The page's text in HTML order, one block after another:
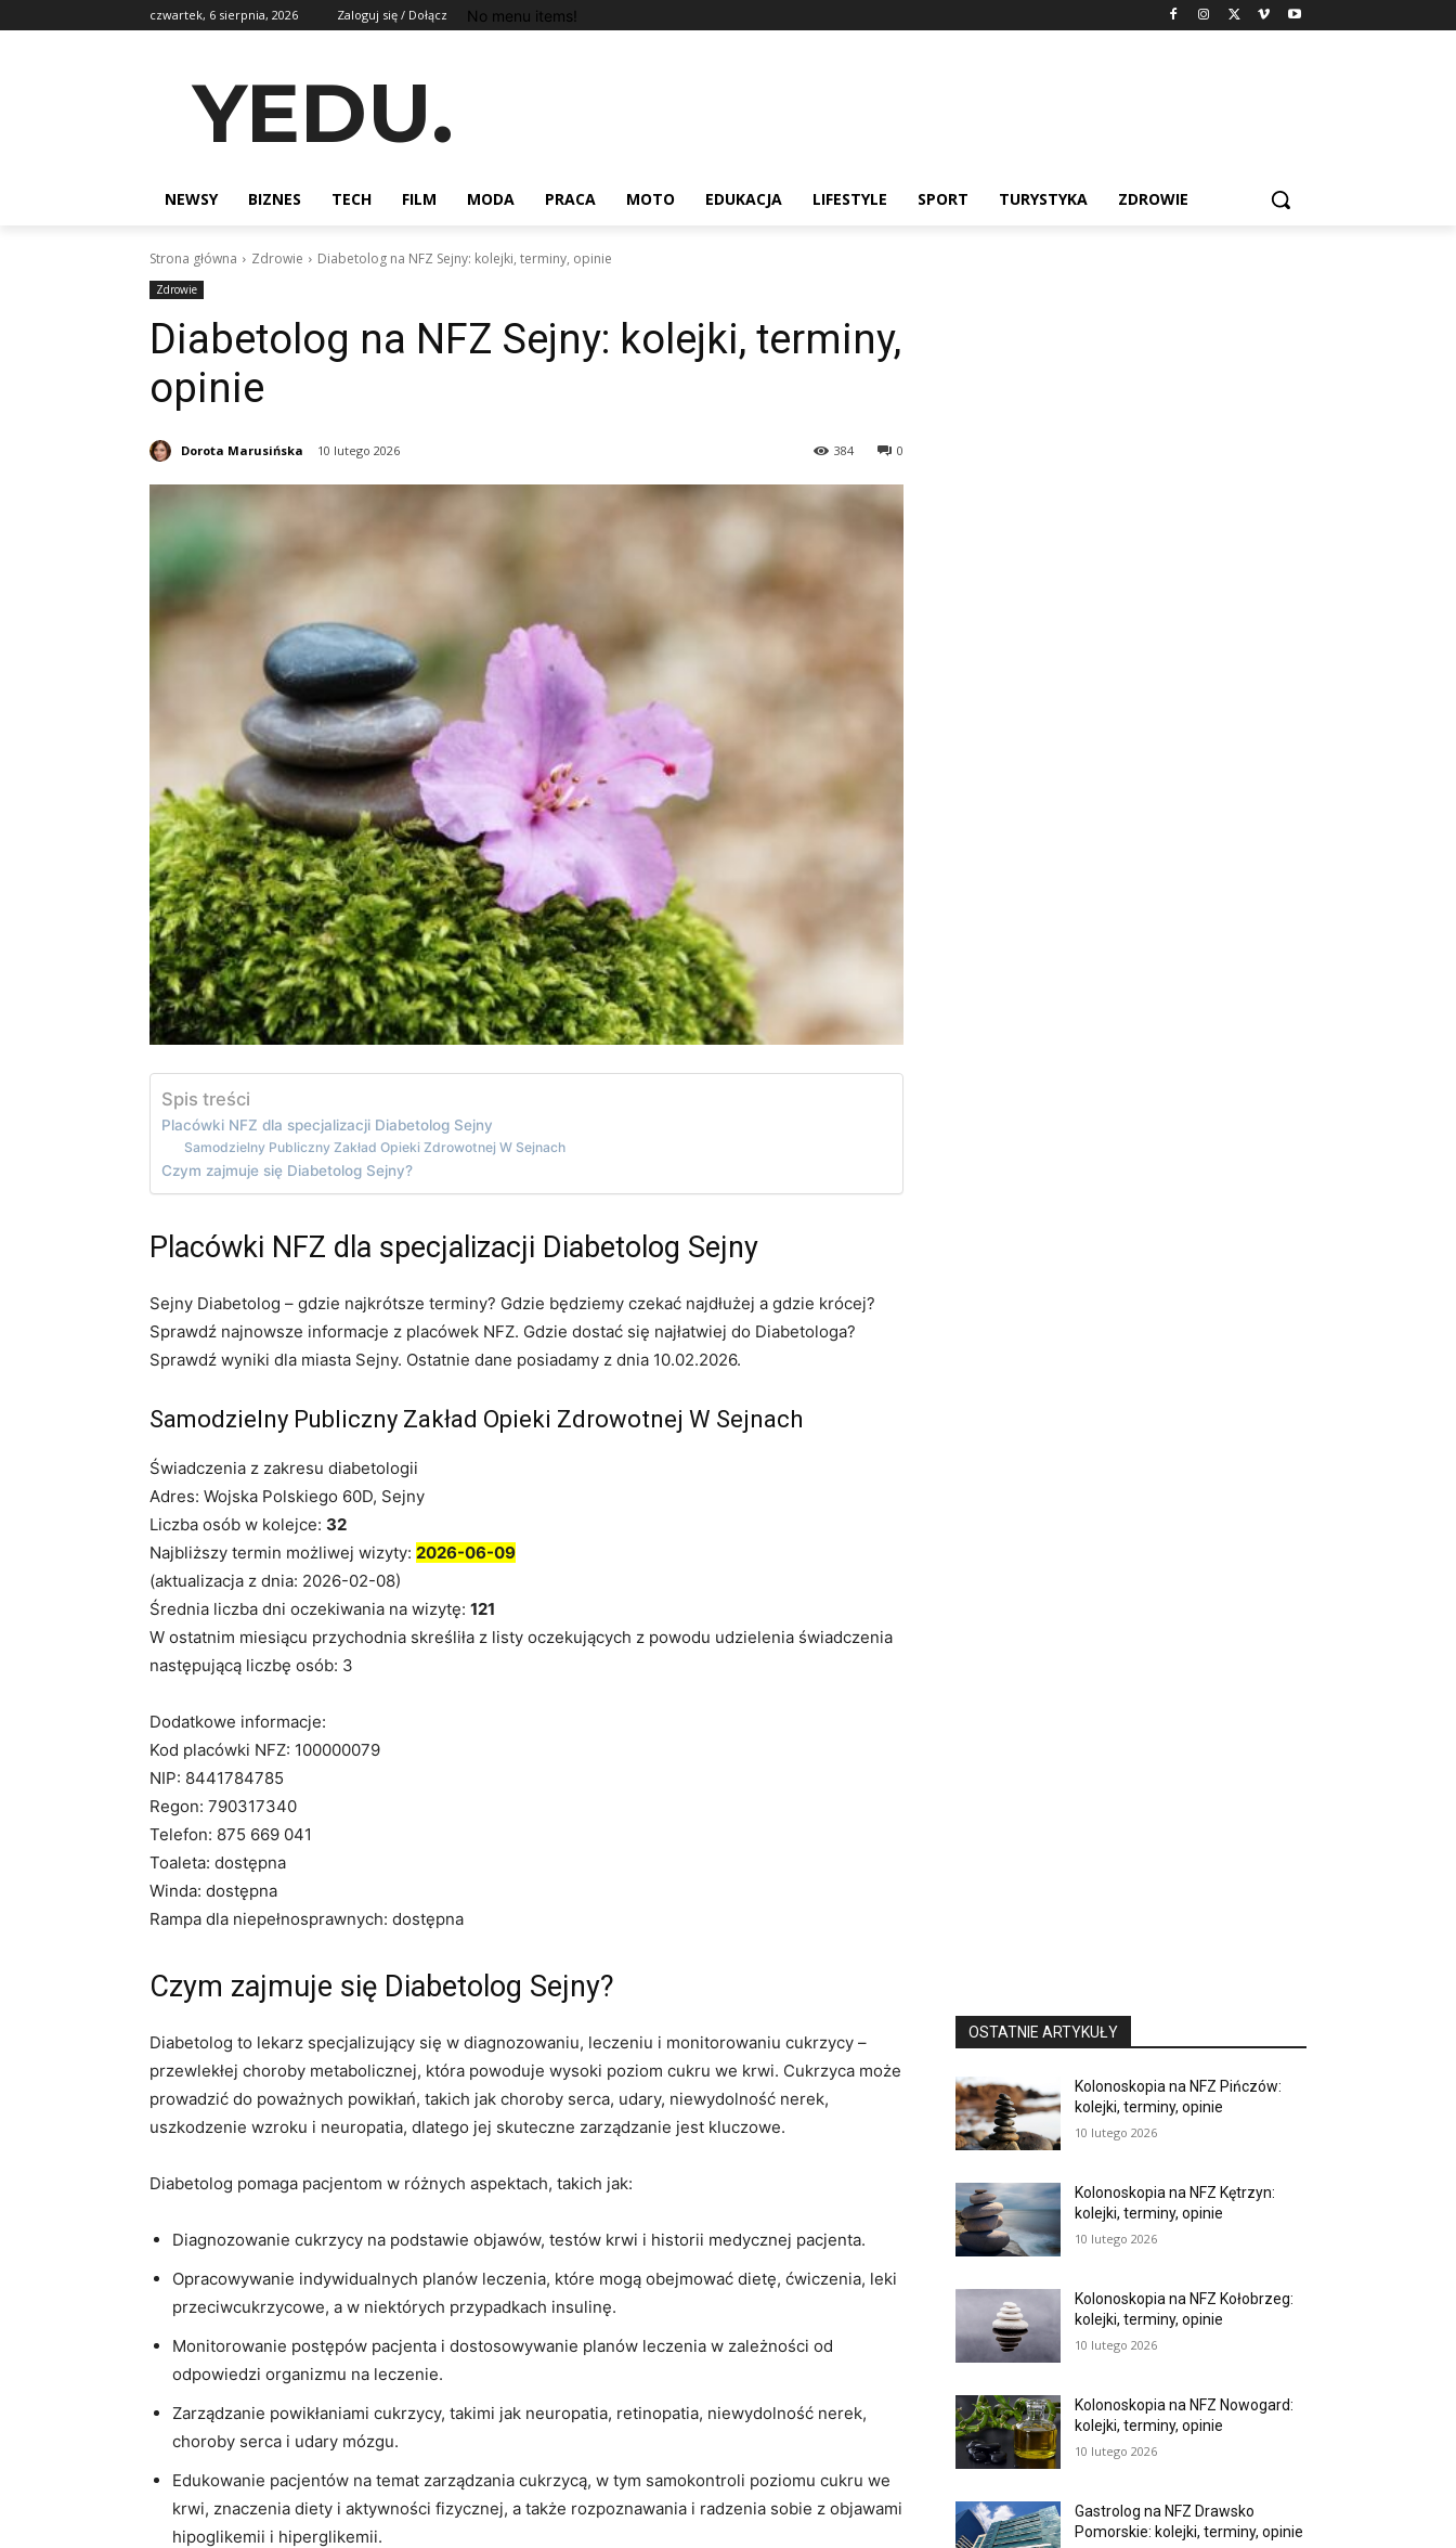
czwartek, 6 sierpnia, 2026 Zaloguj się / Dołącz No menu items!
YEDU.
NEWSY BIZNES TECH FILM MODA PRACA MOTO EDUKACJA LIFESTYLE SPORT TURYSTYKA ZDROWIE
Strona główna Zdrowie Diabetolog na NFZ Sejny: kolejki, terminy, opinie
Zdrowie
Diabetolog na NFZ Sejny: kolejki, terminy,
opinie
Dorota Marusińska 10 lutego 2026 0
384
Spis treści
Placówki NFZ dla specjalizacji Diabetolog Sejny
Samodzielny Publiczny Zakład Opieki Zdrowotnej W Sejnach
Czym zajmuje się Diabetolog Sejny?
Placówki NFZ dla specjalizacji Diabetolog Sejny
Sejny Diabetolog – gdzie najkrótsze terminy? Gdzie będziemy czekać najdłużej a gdzie krócej?
Sprawdź najnowsze informacje z placówek NFZ. Gdzie dostać się najłatwiej do Diabetologa?
Sprawdź wyniki dla miasta Sejny. Ostatnie dane posiadamy z dnia 10.02.2026.
Samodzielny Publiczny Zakład Opieki Zdrowotnej W Sejnach
Świadczenia z zakresu diabetologii
Adres: Wojska Polskiego 60D, Sejny
Liczba osób w kolejce: 32
Najbliższy termin możliwej wizyty: 2026-06-09
(aktualizacja z dnia: 2026-02-08)
Średnia liczba dni oczekiwania na wizytę: 121
W ostatnim miesiącu przychodnia skreśliła z listy oczekujących z powodu udzielenia świadczenia
następującą liczbę osób: 3
Dodatkowe informacje:
Kod placówki NFZ: 100000079
NIP: 8441784785
Regon: 790317340
Telefon: 875 669 041
Toaleta: dostępna
Winda: dostępna
Rampa dla niepełnosprawnych: dostępna
Czym zajmuje się Diabetolog Sejny?
Diabetolog to lekarz specjalizujący się w diagnozowaniu, leczeniu i monitorowaniu cukrzycy –
przewlekłej choroby metabolicznej, która powoduje wysoki poziom cukru we krwi. Cukrzyca może
prowadzić do poważnych powikłań, takich jak choroby serca, udary, niewydolność nerek,
uszkodzenie wzroku i neuropatia, dlatego jej skuteczne zarządzanie jest kluczowe.
Diabetolog pomaga pacjentom w różnych aspektach, takich jak:
Diagnozowanie cukrzycy na podstawie objawów, testów krwi i historii medycznej pacjenta.
Opracowywanie indywidualnych planów leczenia, które mogą obejmować dietę, ćwiczenia, leki
przeciwcukrzycowe, a w niektórych przypadkach insulinę.
Monitorowanie postępów pacjenta i dostosowywanie planów leczenia w zależności od
odpowiedzi organizmu na leczenie.
Zarządzanie powikłaniami cukrzycy, takimi jak neuropatia, retinopatia, niewydolność nerek,
choroby serca i udary mózgu.
Edukowanie pacjentów na temat zarządzania cukrzycą, w tym samokontroli poziomu cukru we
krwi, znaczenia diety i aktywności fizycznej, a także rozpoznawania i radzenia sobie z objawami
hipoglikemii i hiperglikemii.
OSTATNIE ARTYKUŁY
Kolonoskopia na NFZ Pińczów:
kolejki, terminy, opinie
10 lutego 2026
Kolonoskopia na NFZ Kętrzyn:
kolejki, terminy, opinie
10 lutego 2026
Kolonoskopia na NFZ Kołobrzeg:
kolejki, terminy, opinie
10 lutego 2026
Kolonoskopia na NFZ Nowogard:
kolejki, terminy, opinie
10 lutego 2026
Gastrolog na NFZ Drawsko
Pomorskie: kolejki, terminy, opinie